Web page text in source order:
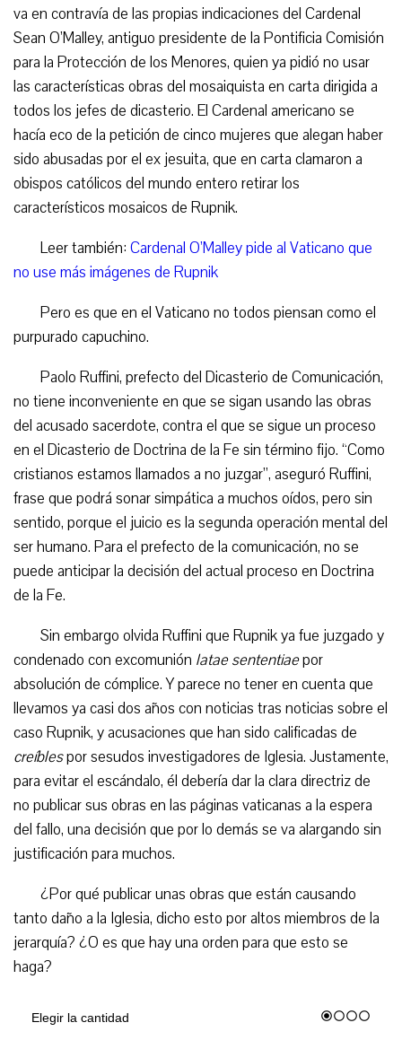
va en contravía de las propias indicaciones del Cardenal
Sean O’Malley, antiguo presidente de la Pontificia Comisión
para la Protección de los Menores, quien ya pidió no usar
las características obras del mosaiquista en carta dirigida a
todos los jefes de dicasterio. El Cardenal americano se
hacía eco de la petición de cinco mujeres que alegan haber
sido abusadas por el ex jesuita, que en carta clamaron a
obispos católicos del mundo entero retirar los
característicos mosaicos de Rupnik.
Leer también: Cardenal O’Malley pide al Vaticano que
no use más imágenes de Rupnik
Pero es que en el Vaticano no todos piensan como el
purpurado capuchino.
Paolo Ruffini, prefecto del Dicasterio de Comunicación,
no tiene inconveniente en que se sigan usando las obras
del acusado sacerdote, contra el que se sigue un proceso
en el Dicasterio de Doctrina de la Fe sin término fijo. “Como
cristianos estamos llamados a no juzgar”, aseguró Ruffini,
frase que podrá sonar simpática a muchos oídos, pero sin
sentido, porque el juicio es la segunda operación mental del
ser humano. Para el prefecto de la comunicación, no se
puede anticipar la decisión del actual proceso en Doctrina
de la Fe.
Sin embargo olvida Ruffini que Rupnik ya fue juzgado y
condenado con excomunión latae sententiaepor
absolución de cómplice. Y parece no tener en cuenta que
llevamos ya casi dos años con noticias tras noticias sobre el
caso Rupnik, y acusaciones que han sido calificadas de
creíblespor sesudos investigadores de Iglesia. Justamente,
para evitar el escándalo, él debería dar la clara directriz de
no publicar sus obras en las páginas vaticanas a la espera
del fallo, una decisión que por lo demás se va alargando sin
justificación para muchos.
¿Por qué publicar unas obras que están causando
tanto daño a la Iglesia, dicho esto por altos miembros de la
jerarquía? ¿O es que hay una orden para que esto se
haga?